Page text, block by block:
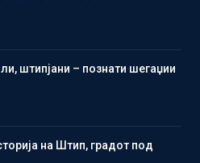
штипјани – познати шегаџии
на Штип, градот под